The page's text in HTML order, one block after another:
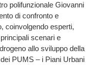
polifunzionale Giovanni
di confronto e
coinvolgendo esperti,
scenari e
allo sviluppo della
PUMS – i Piani Urbani